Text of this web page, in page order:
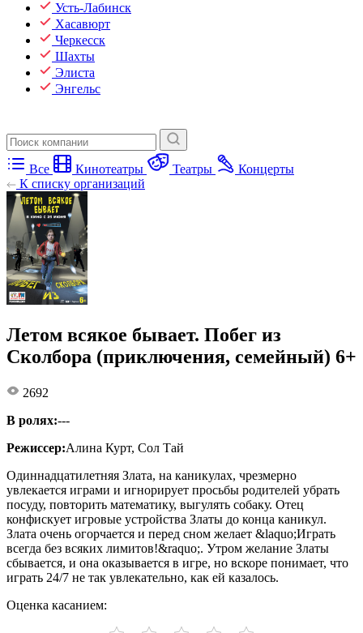
Усть-Лабинск
Хасавюрт
Черкесск
Шахты
Элиста
Энгельс
Все Кинотеатры Театры
Концерты
К списку организаций
Летом всякое бывает. Побег из
Сколбора (приключения, семейный) 6+
2692
В ролях:---
Режиссер:Алина Курт, Сол Тай
Одиннадцатилетняя Злата, на каникулах, чрезмерно
увлекается играми и игнорирует просьбы родителей убрать
посуду, повторить математику, выгулять собаку. Отец
конфискует игровые устройства Златы до конца каникул.
Злата очень огорчается и перед сном желает &laquo;Играть
всегда без всяких лимитов!&raquo;. Утром желание Златы
сбывается, и она оказывается в игре, но вскоре понимает, что
играть 24/7 не так увлекательно, как ей казалось.
Оценка касанием: